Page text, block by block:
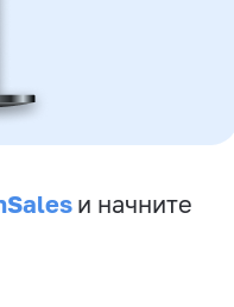
и начните